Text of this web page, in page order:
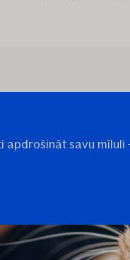
apdrošināt savu